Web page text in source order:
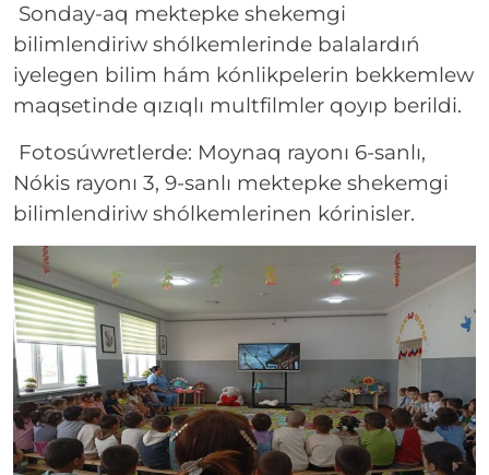
Sonday-aq mektepke shekemgi
bilimlendiriw shólkemlerinde balalardıń
iyelegen bilim hám kónlikpelerin bekkemlew
maqsetinde qızıqlı multfilmler qoyıp berildi.
Fotosúwretlerde: Moynaq rayonı 6-sanlı,
Nókis rayonı 3, 9-sanlı mektepke shekemgi
bilimlendiriw shólkemlerinen kórinisler.